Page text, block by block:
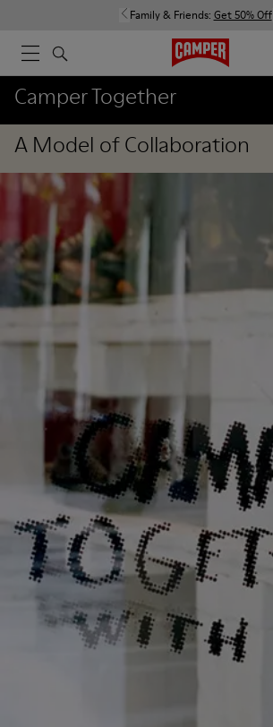
Family & Friends: Get 50% Off
Camper Together
A Model of Collaboration
Stores Shoes